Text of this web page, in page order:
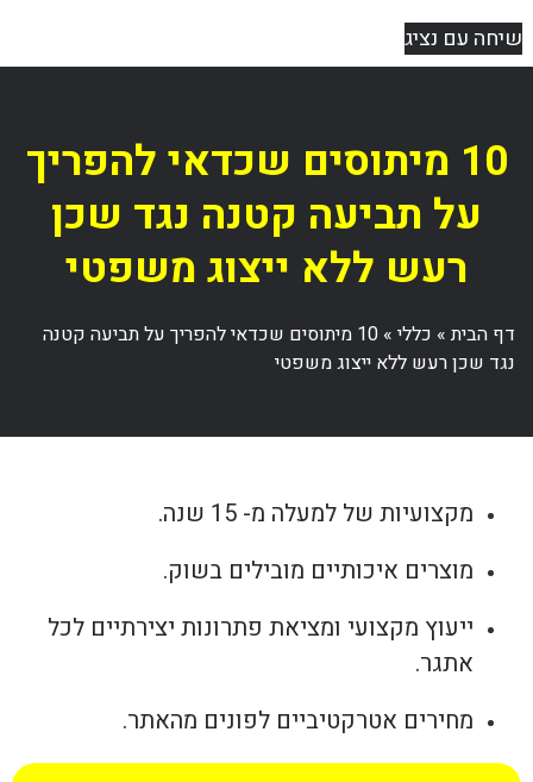
שיחה עם נציג
10 מיתוסים שכדאי להפריך
על תביעה קטנה נגד שכן
רעש ללא ייצוג משפטי
דף הבית» כללי»
10 מיתוסים שכדאי להפריך על תביעה קטנה
נגד שכן רעש ללא ייצוג משפטי
מקצועיות של למעלה מ- 15 שנה.
מוצרים איכותיים מובילים בשוק.
ייעוץ מקצועי ומציאת פתרונות יצירתיים לכל
אתגר.
מחירים אטרקטיביים לפונים מהאתר.